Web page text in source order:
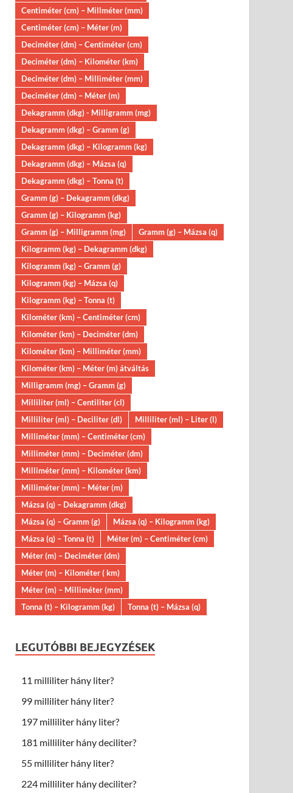
Centiméter (cm) – Millméter (mm)
Centiméter (cm) – Méter (m)
Deciméter (dm) – Centiméter (cm)
Deciméter (dm) – Kilométer (km)
Deciméter (dm) – Milliméter (mm)
Deciméter (dm) – Méter (m)
Dekagramm (dkg) - Milligramm (mg)
Dekagramm (dkg) – Gramm (g)
Dekagramm (dkg) – Kilogramm (kg)
Dekagramm (dkg) – Mázsa (q)
Dekagramm (dkg) – Tonna (t)
Gramm (g) – Dekagramm (dkg)
Gramm (g) – Kilogramm (kg)
Gramm (g) – Milligramm (mg)
Gramm (g) – Mázsa (q)
Kilogramm (kg) – Dekagramm (dkg)
Kilogramm (kg) – Gramm (g)
Kilogramm (kg) – Mázsa (q)
Kilogramm (kg) – Tonna (t)
Kilométer (km) – Centiméter (cm)
Kilométer (km) – Deciméter (dm)
Kilométer (km) – Milliméter (mm)
Kilométer (km) – Méter (m) átváltás
Milligramm (mg) – Gramm (g)
Milliliter (ml) – Centiliter (cl)
Milliliter (ml) – Deciliter (dl)
Milliliter (ml) – Liter (l)
Milliméter (mm) – Centiméter (cm)
Milliméter (mm) – Deciméter (dm)
Milliméter (mm) – Kilométer (km)
Milliméter (mm) – Méter (m)
Mázsa (q) – Dekagramm (dkg)
Mázsa (q) – Gramm (g)
Mázsa (q) – Kilogramm (kg)
Mázsa (q) – Tonna (t)
Méter (m) – Centiméter (cm)
Méter (m) – Deciméter (dm)
Méter (m) – Kilométer ( km)
Méter (m) – Milliméter (mm)
Tonna (t) – Kilogramm (kg)
Tonna (t) – Mázsa (q)
LEGUTÓBBI BEJEGYZÉSEK
11 milliliter hány liter?
99 milliliter hány liter?
197 milliliter hány liter?
181 milliliter hány deciliter?
55 milliliter hány liter?
224 milliliter hány deciliter?